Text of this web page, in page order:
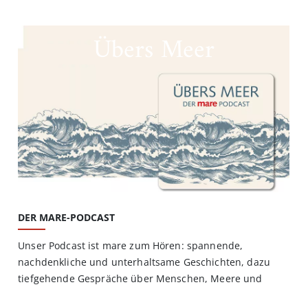
Übers Meer
DER MARE-PODCAST
Unser Podcast ist mare zum Hören: spannende,
nachdenkliche und unterhaltsame Geschichten, dazu
tiefgehende Gespräche über Menschen, Meere und